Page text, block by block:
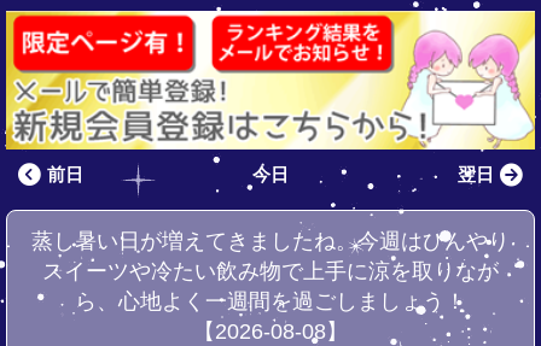
前日 今日 翌日
蒸し暑い日が増えてきましたね。今週はひんやり
スイーツや冷たい飲み物で上手に涼を取りなが
ら、心地よく一週間を過ごしましょう！
【2026-08-08】